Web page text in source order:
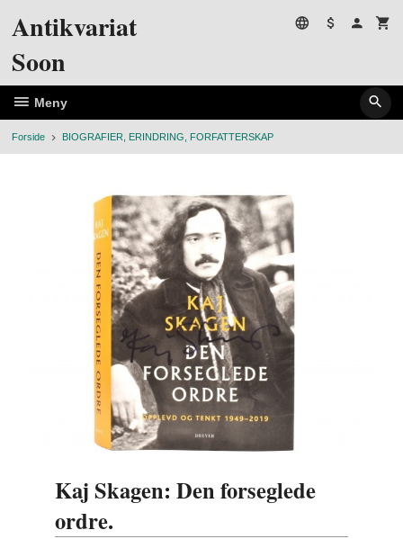
Antikvariat
Soon
Meny
Forside BIOGRAFIER, ERINDRING, FORFATTERSKAP
Kaj Skagen: Den forseglede
ordre.